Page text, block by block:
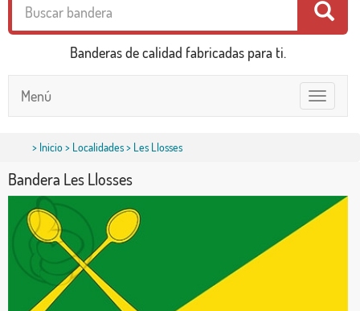
Banderas de calidad fabricadas para ti.
Toggle
navigation
Menú
> Inicio> Localidades> Les Llosses
Bandera Les Llosses